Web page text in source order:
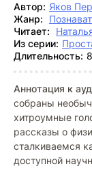
Автор: Яков
Жанр:
Читает:
Из серии:
Длительность:
Аннотация к
собраны
хитроумные
рассказы о
сталкиваемся
доступной